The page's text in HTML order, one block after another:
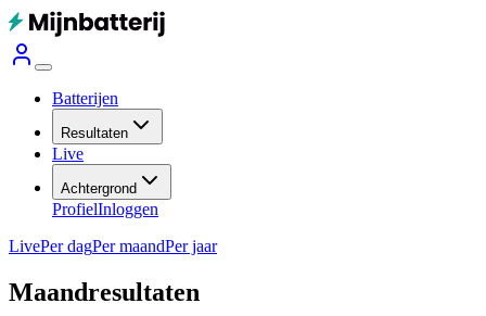
Batterijen
Resultaten
Live
Achtergrond
ProfielInloggen
LivePer dagPer maandPer jaar
Maandresultaten